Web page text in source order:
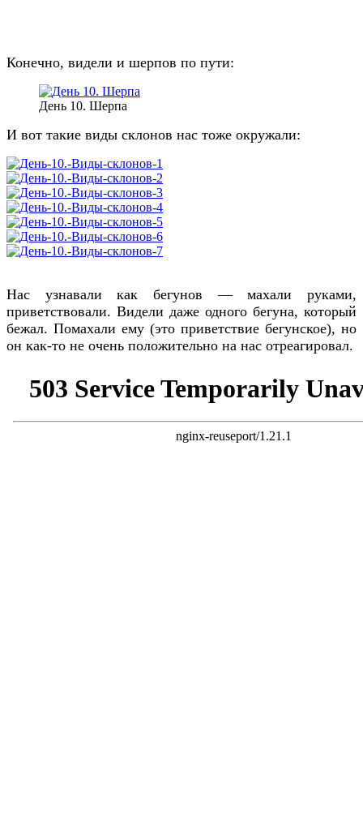
Конечно, видели и шерпов по пути:
День 10. Шерпа
И вот такие виды склонов нас тоже окружали:
Нас узнавали как бегунов — махали руками,
приветствовали. Видели даже одного бегуна, который
бежал. Помахали ему (это приветствие бегунское), но
он как-то не очень положительно на нас отреагировал.